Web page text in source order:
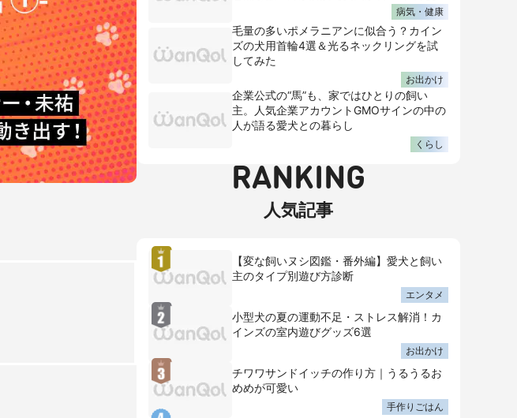
病気・健康
毛量の多いポメラニアンに似合う？カイン
ズの犬用首輪4選＆光るネックリングを試
してみた
お出かけ
企業公式の“馬”も、家ではひとりの飼い
主。人気企業アカウントGMOサインの中の
人が語る愛犬との暮らし
くらし
RANKING
人気記事
【変な飼いヌシ図鑑・番外編】愛犬と飼い
主のタイプ別遊び方診断
エンタメ
小型犬の夏の運動不足・ストレス解消！カ
インズの室内遊びグッズ6選
お出かけ
チワワサンドイッチの作り方｜うるうるお
めめが可愛い
手作りごはん